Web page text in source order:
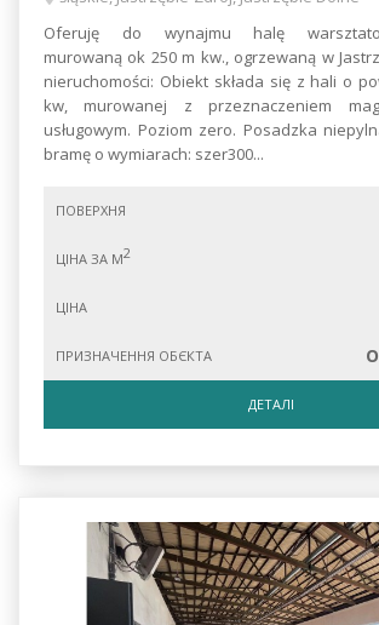
Oferuję do wynajmu halę
murowaną ok 250 m kw., ogrzewaną w
nieruchomości: Obiekt składa się z hali o
kw, murowanej z przeznaczeniem
usługowym. Poziom zero. Posadzka
bramę o wymiarach: szer300...
ПОВЕРХНЯ
ЦІНА ЗА М2
ЦІНА
ПРИЗНАЧЕННЯ ОБЄКТА
ДЕТАЛІ